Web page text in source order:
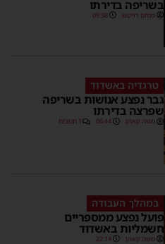
בשריפה בדירתו
מנחם דויטש 09:38
טרגדיה באשדוד
גבר נפצע אנושות בשריפה
שפרצה בדירתו
משה קאהן 06:44 1 תגובות
במהלך העבודה
פועל נפצע ממספריים
חשמליות באשדוד
משה קאהן 22:14